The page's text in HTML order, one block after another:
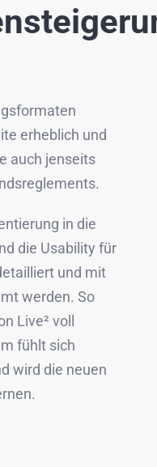
erheblich und
auch jenseits
in die
die Usability für
und mit
werden. So
Live² voll
fühlt sich
wird die neuen